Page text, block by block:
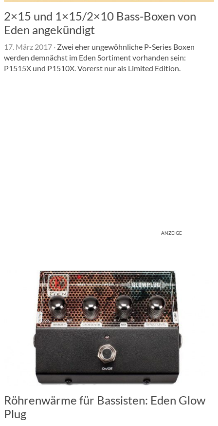
2×15 und 1×15/2×10 Bass-Boxen von
Eden angekündigt
17. März 2017 · Zwei eher ungewöhnliche P-Series Boxen
werden demnächst im Eden Sortiment vorhanden sein:
P1515X und P1510X. Vorerst nur als Limited Edition.
ANZEIGE
Röhrenwärme für Bassisten: Eden Glow
Plug